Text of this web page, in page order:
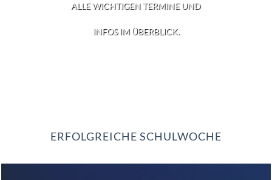
ALLE WICHTIGEN TERMINE UND
INFOS IM ÜBERBLICK.
ERFOLGREICHE SCHULWOCHE